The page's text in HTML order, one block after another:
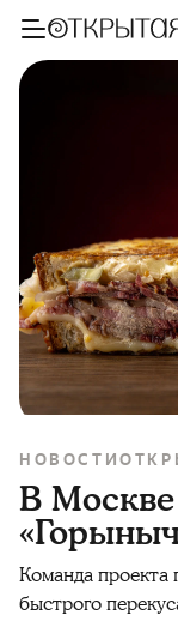
НОВОСТИ
В
Команда
быстрого